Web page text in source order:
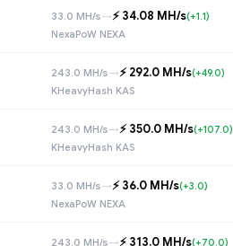
33.0 MH/s→⚡️ 34.08 MH/s(+1.1)
NexaPoW NEXA
243.0 MH/s→⚡️ 292.0 MH/s(+49.0)
KHeavyHash KAS
243.0 MH/s→⚡️ 350.0 MH/s(+107.0)
KHeavyHash KAS
33.0 MH/s→⚡️ 36.0 MH/s(+3.0)
NexaPoW NEXA
243.0 MH/s→⚡️ 313.0 MH/s(+70.0)